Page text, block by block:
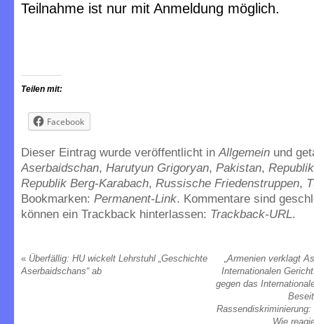
Teilnahme ist nur mit Anmeldung möglich.
Teilen mit:
Facebook
Dieser Eintrag wurde veröffentlicht inAllgemein und
Aserbaidschan, Harutyun Grigoryan, Pakistan,
Republik Berg-Karabach, Russische Friedenstruppen,
Bookmarken: Permanent-Link. Kommentare sind
können ein Trackback hinterlassen: Trackback-URL.
« Überfällig: HU wickelt Lehrstuhl „Geschichte
Aserbaidschans“ ab
„Armenien verklagt
Internationalen
gegen das
Wie